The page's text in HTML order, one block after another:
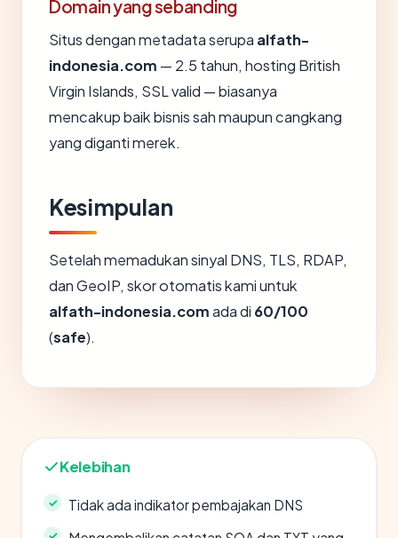
Domain yang sebanding
Situs dengan metadata serupa alfath-
indonesia.com — 2.5 tahun, hosting British
Virgin Islands, SSL valid — biasanya
mencakup baik bisnis sah maupun cangkang
yang diganti merek.
Kesimpulan
Setelah memadukan sinyal DNS, TLS, RDAP,
dan GeoIP, skor otomatis kami untuk
alfath-indonesia.comada di 60/100
(safe).
Kelebihan
Tidak ada indikator pembajakan DNS